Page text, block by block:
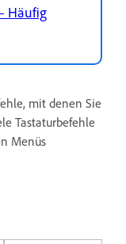
Häufig
mit denen Sie
Tastaturbefehle
Menüs